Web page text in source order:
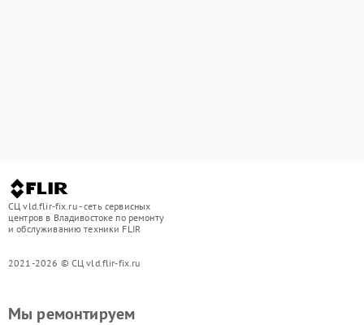
СЦ vld.flir-fix.ru - сеть сервисных
центров в Владивостоке по ремонту
и обслуживанию техники FLIR
2021-2026 © СЦ vld.flir-fix.ru
Мы ремонтируем